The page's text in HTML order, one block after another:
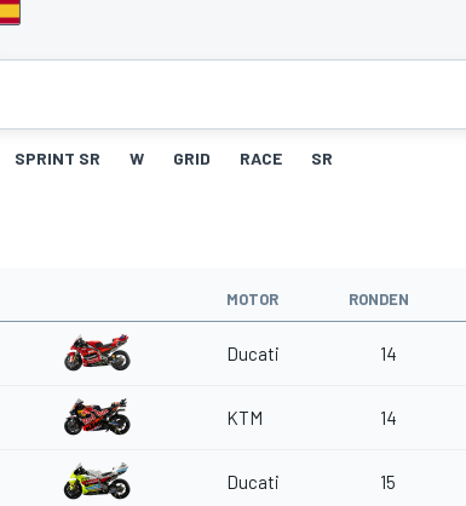
SPRINT SR W GRID RACE SR
MOTOR RONDEN
Ducati 14
KTM 14
Ducati 15